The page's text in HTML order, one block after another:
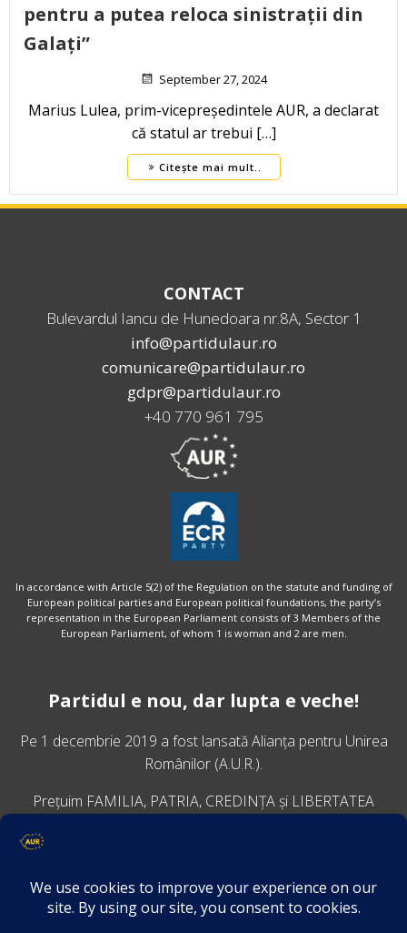
pentru a putea reloca sinistrații din
Galați”
September 27, 2024
Marius Lulea, prim-vicepreședintele AUR, a declarat
că statul ar trebui […]
Citește mai mult..
CONTACT
Bulevardul Iancu de Hunedoara nr.8A, Sector 1
info@partidulaur.ro
comunicare@partidulaur.ro
gdpr@partidulaur.ro
+40 770 961 795
In accordance with Article 5(2) of the Regulation on the statute and funding of
European political parties and European political foundations, the party’s
representation in the European Parliament consists of 3 Members of the
European Parliament, of whom 1 is woman and 2 are men.
Partidul e nou, dar lupta e veche!
Pe 1 decembrie 2019 a fost lansatăAlianța pentru Unirea
Românilor (A.U.R.).
Prețuim FAMILIA, PATRIA, CREDINȚA și LIBERTATEA
VINO ALĂTURI DE NOI